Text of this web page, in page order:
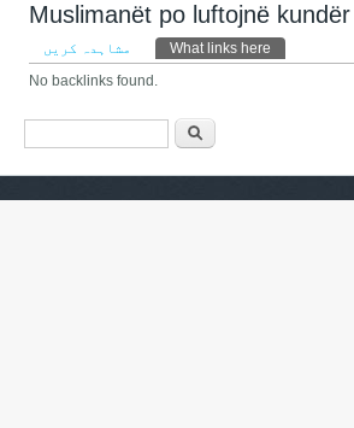
Muslimanët po luftojnë
Primary tabs
مشاہدہ کریں What links here
No backlinks found.